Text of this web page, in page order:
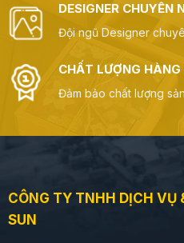
DESIGNER CHUYÊN
Đội ngũ Designer
CHẤT LƯỢNG
Đảm bảo chất lượng
CÔNG TY TNHH DỊCH VỤ
SUN